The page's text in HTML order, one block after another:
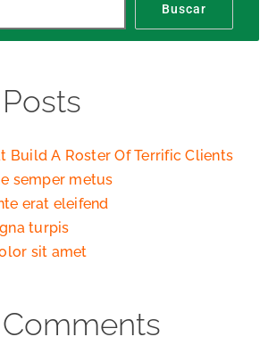
Buscar
Build A Roster Of Terrific Clients
semper metus
erat eleifend
turpis
sit amet